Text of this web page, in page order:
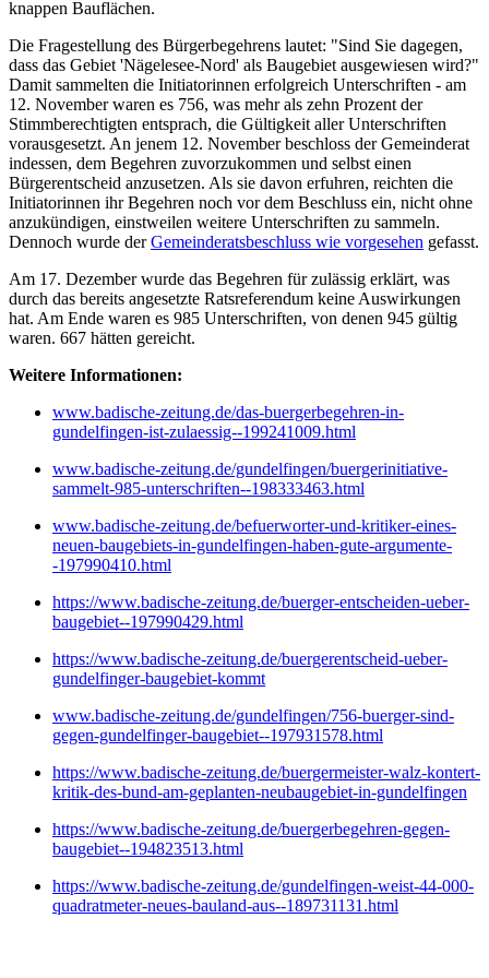
knappen Bauflächen.
Die Fragestellung des Bürgerbegehrens lautet: "Sind Sie dagegen,
dass das Gebiet 'Nägelesee-Nord' als Baugebiet ausgewiesen wird?"
Damit sammelten die Initiatorinnen erfolgreich Unterschriften - am
12. November waren es 756, was mehr als zehn Prozent der
Stimmberechtigten entsprach, die Gültigkeit aller Unterschriften
vorausgesetzt. An jenem 12. November beschloss der Gemeinderat
indessen, dem Begehren zuvorzukommen und selbst einen
Bürgerentscheid anzusetzen. Als sie davon erfuhren, reichten die
Initiatorinnen ihr Begehren noch vor dem Beschluss ein, nicht ohne
anzukündigen, einstweilen weitere Unterschriften zu sammeln.
Dennoch wurde derGemeinderatsbeschluss wie vorgesehen gefasst.
Am 17. Dezember wurde das Begehren für zulässig erklärt, was
durch das bereits angesetzte Ratsreferendum keine Auswirkungen
hat. Am Ende waren es 985 Unterschriften, von denen 945 gültig
waren. 667 hätten gereicht.
Weitere Informationen:
www.badische-zeitung.de/das-buergerbegehren-in-
gundelfingen-ist-zulaessig--199241009.html
www.badische-zeitung.de/gundelfingen/buergerinitiative-
sammelt-985-unterschriften--198333463.html
www.badische-zeitung.de/befuerworter-und-kritiker-eines-
neuen-baugebiets-in-gundelfingen-haben-gute-argumente-
-197990410.html
https://www.badische-zeitung.de/buerger-entscheiden-ueber-
baugebiet--197990429.html
https://www.badische-zeitung.de/buergerentscheid-ueber-
gundelfinger-baugebiet-kommt
www.badische-zeitung.de/gundelfingen/756-buerger-sind-
gegen-gundelfinger-baugebiet--197931578.html
https://www.badische-zeitung.de/buergermeister-walz-kontert-
kritik-des-bund-am-geplanten-neubaugebiet-in-gundelfingen
https://www.badische-zeitung.de/buergerbegehren-gegen-
baugebiet--194823513.html
https://www.badische-zeitung.de/gundelfingen-weist-44-000-
quadratmeter-neues-bauland-aus--189731131.html